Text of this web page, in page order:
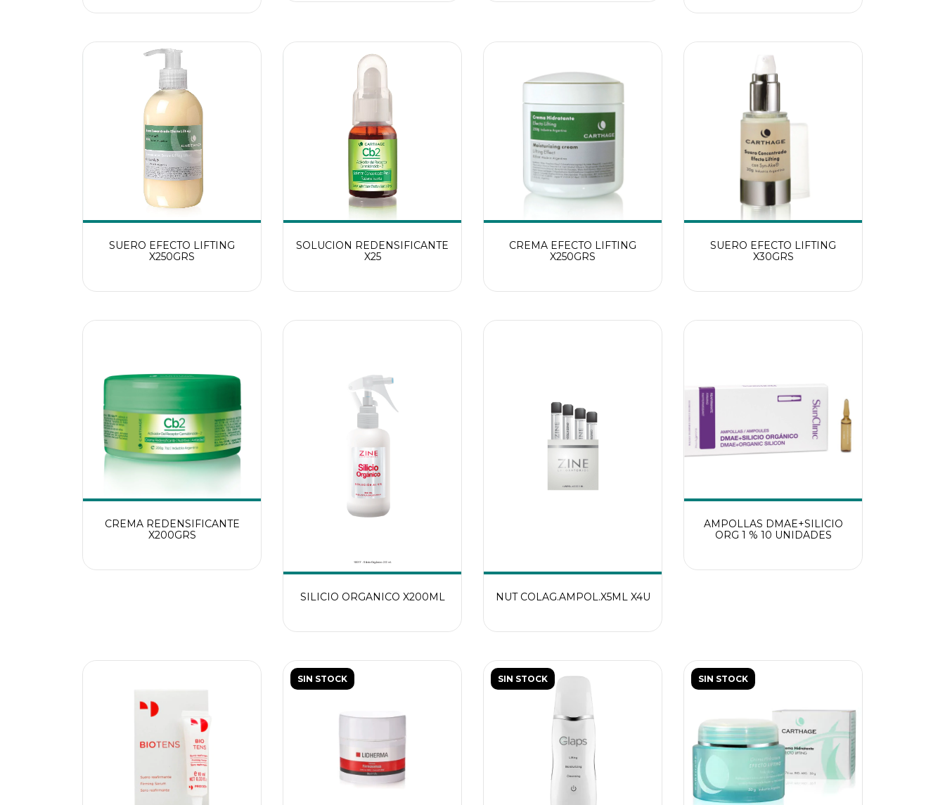
SUERO EFECTO LIFTING
X250GRS
SOLUCION REDENSIFICANTE
X25
CREMA EFECTO LIFTING
X250GRS
SUERO EFECTO LIFTING
X30GRS
CREMA REDENSIFICANTE
X200GRS
SILICIO ORGANICO X200ML NUT COLAG.AMPOL.X5ML X4U
AMPOLLAS DMAE+SILICIO
ORG 1 % 10 UNIDADES
SIN STOCK SIN STOCK SIN STOCK